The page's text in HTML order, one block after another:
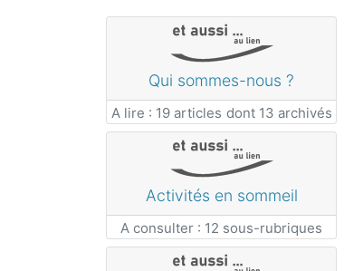
Qui sommes-nous ?
A lire : 19 articles dont 13 archivés
Activités en sommeil
A consulter : 12 sous-rubriques